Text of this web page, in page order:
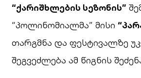
“ქარიშხლების სეზონის”
“პოლინომიალმა” მისი
თარგმნა და ფესტივალზე
შეგვეძლება ამ წიგნის